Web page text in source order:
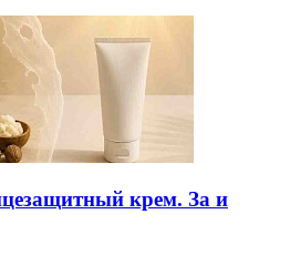
крем. За и